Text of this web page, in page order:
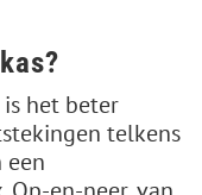
het beter
telkens